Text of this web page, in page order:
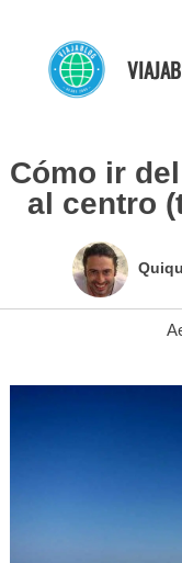
contenido
Cómo ir
al centro